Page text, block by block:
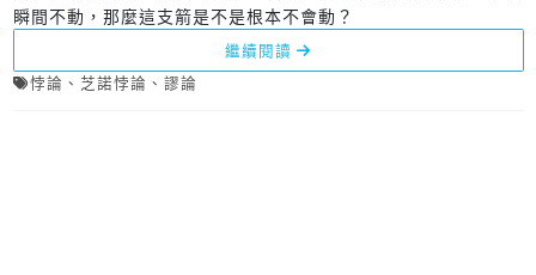
瞬間不動，那麼這支箭是不是根本不會動？
繼續閱讀
悖論 、 芝諾悖論 、 謬論